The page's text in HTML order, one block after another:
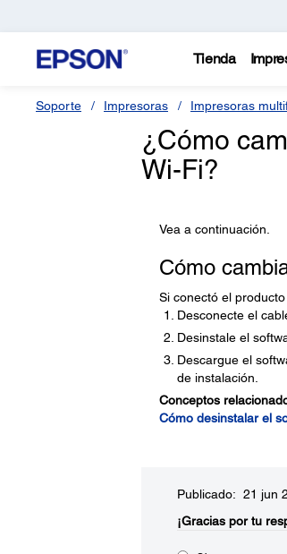
Tienda
Soporte Impresoras Impresoras
¿Cómo
Wi-Fi?
Vea a continuación.
Cómo
Si conectó el
Desconecte el
Desinstale el
Descargue el
de instalación.
Conceptos
Cómo desinstalar el
Publicado: 21 jun
¡Gracias por tu